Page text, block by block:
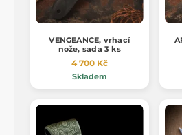
VENGEANCE, vrhací
nože, sada 3 ks
4 700 Kč
Skladem